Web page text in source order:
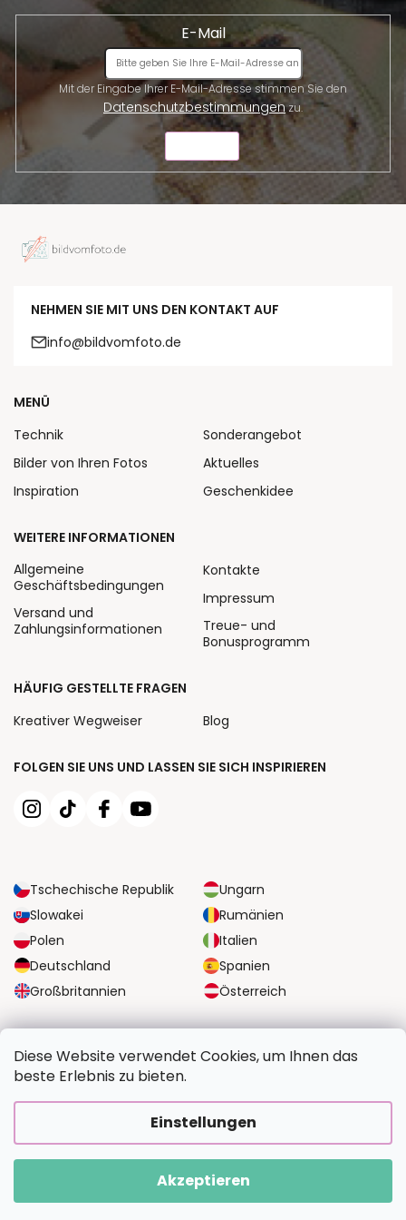
Diese Website verwendet Cookies, um Ihnen das
beste Erlebnis zu bieten.
Einstellungen
Akzeptieren
E-Mail
Datenschutzbestimmungenzu.
NEHMEN SIE MIT UNS DEN KONTAKT AUF
info@bildvomfoto.de
FOLGEN SIE UNS UND LASSEN SIE SICH INSPIRIEREN
Tschechische Republik
Ungarn
Slowakei
Rumänien
Polen
Italien
Deutschland
Spanien
Großbritannien
Österreich
MENÜ
Technik
Bilder von Ihren Fotos
Inspiration
Sonderangebot
Aktuelles
Geschenkidee
WEITERE INFORMATIONEN
Allgemeine
Geschäftsbedingungen
Versand und
Zahlungsinformationen
Kontakte
Impressum
Treue- und
Bonusprogramm
HÄUFIG GESTELLTE FRAGEN
Kreativer Wegweiser
Blog
SICHERE ZAHLUNGSOPTIONEN
Erstellt von Shoptet Premium|UpraviloFV STUDIO
BildvomFoto.de. Alle Rechte vorbehalten.